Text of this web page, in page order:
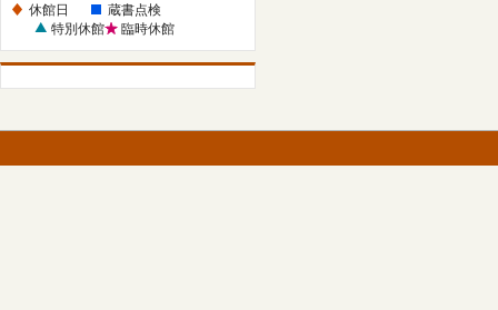
日
休館日
蔵書点検
特別休館
臨時休館